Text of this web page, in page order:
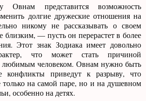
представится возможность
долгие дружеские отношения на
никому не рассказывать о своем
близким, — пусть он перерастет в более
Этот знак Зодиака имеет довольно
что может стать причиной
любимым человеком. Овнам нужно быть
конфликты приведут к разрыву, что
только на самой паре, но и на душевном
особенно на детях.